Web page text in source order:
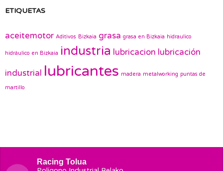
ETIQUETAS
aceitemotor Aditivos Bizkaia grasa grasa en Bizkaia hidraulico
hidráulico en Bizkaia industria lubricacion lubricación
industrial lubricantes madera metalworking puntas de
martillo
Racing Tolua